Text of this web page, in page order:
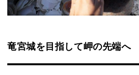
竜宮城を目指して岬の先端へ